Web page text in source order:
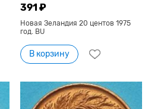
391 ₽
Новая Зеландия 20 центов 1975
год. BU
В корзину